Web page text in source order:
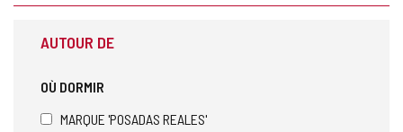
AUTOUR DE
OÙ DORMIR
MARQUE 'POSADAS REALES'